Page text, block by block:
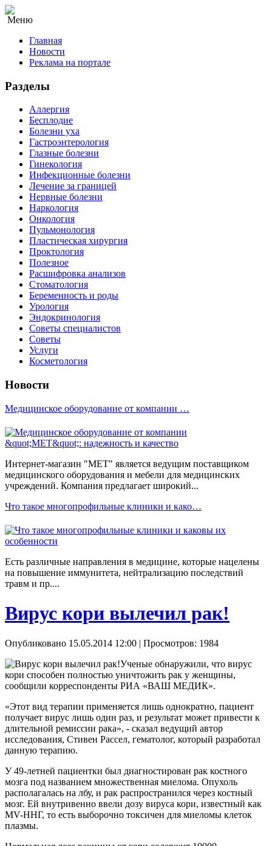
Меню
Главная
Новости
Реклама на портале
Разделы
Аллергия
Бесплодие
Болезни уха
Гастроэнтерология
Глазные болезни
Гинекология
Инфекционные болезни
Лечение за границей
Нервные болезни
Наркология
Онкология
Пульмонология
Пластическая хирургия
Проктология
Полезное
Расшифровка анализов
Стоматология
Беременность и роды
Урология
Эндокринология
Советы специалистов
Советы
Услуги
Косметология
Новости
Медицинское оборудование от компании …
Интернет-магазин "МЕТ" является ведущим поставщиком
медицинского оборудования и мебели для медицинских
учреждений. Компания предлагает широкий...
Что такое многопрофильные клиники и како…
Есть различные направления в медицине, которые нацелены
на повышение иммунитета, нейтрализацию последствий
травм и пр....
Вирус кори вылечил рак!
Опубликовано 15.05.2014 12:00 | Просмотров: 1984
Ученые обнаружили, что вирус
кори способен полностью уничтожить рак у женщины,
сообщили корреспонденты РИА «ВАШ МЕДИК».
«Этот вид терапии применяется лишь однократно, пациент
получает вирус лишь один раз, и результат может привести к
длительной ремиссии рака», - сказал ведущий автор
исследования, Стивен Рассел, гематолог, который разработал
данную терапию.
У 49-летней пациентки был диагностирован рак костного
мозга под названием множественная миелома. Опухоль
располагалась на лбу, и рак распространился через костный
мозг. Ей внутривенно ввели дозу вируса кори, известный как
MV-ННГ, то есть выборочно токсичен для миеломы клеток
плазмы.